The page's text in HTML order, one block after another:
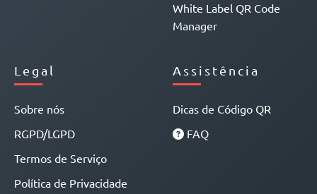
White Label QR Code
Manager
Legal
Sobre nós
RGPD/LGPD
Termos de Serviço
Política de Privacidade
Assistência
Dicas de Código QR
FAQ